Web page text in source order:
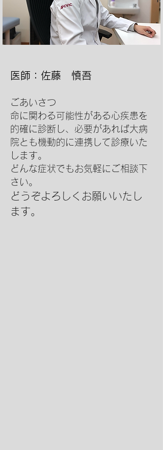
医師：佐藤 慎吾​
ごあいさつ
命に関わる可能性がある心疾患を
的確に診断し、必要があれば大病
院とも機動的に連携して診療いた
します。
どんな症状でもお気軽にご相談下
さい。
どうぞよろしくお願いいたし
ます。​